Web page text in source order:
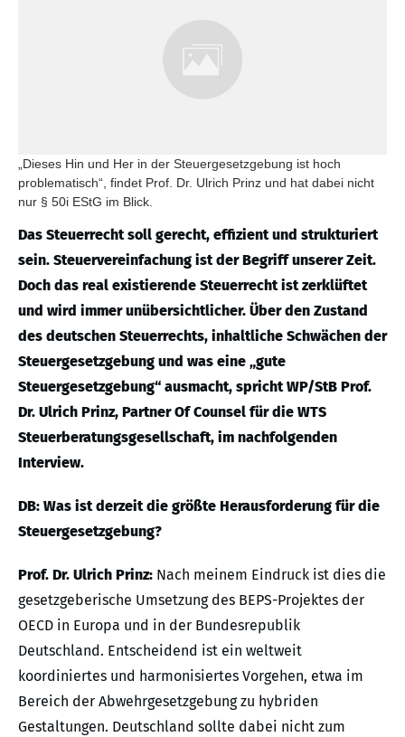
„Dieses Hin und Her in der Steuergesetzgebung ist hoch
problematisch“, findet Prof. Dr. Ulrich Prinz und hat dabei nicht
nur § 50i EStG im Blick.
Das Steuerrecht soll gerecht, effizient und strukturiert
sein. Steuervereinfachung ist der Begriff unserer Zeit.
Doch das real existierende Steuerrecht ist zerklüftet
und wird immer unübersichtlicher. Über den Zustand
des deutschen Steuerrechts, inhaltliche Schwächen der
Steuergesetzgebung und was eine „gute
Steuergesetzgebung“ ausmacht, spricht WP/StB Prof.
Dr. Ulrich Prinz, Partner Of Counsel für die WTS
Steuerberatungsgesellschaft, im nachfolgenden
Interview.
DB: Was ist derzeit die größte Herausforderung für die
Steuergesetzgebung?
Prof. Dr. Ulrich Prinz: Nach meinem Eindruck ist dies die
gesetzgeberische Umsetzung des BEPS-Projektes der
OECD in Europa und in der Bundesrepublik
Deutschland. Entscheidend ist ein weltweit
koordiniertes und harmonisiertes Vorgehen, etwa im
Bereich der Abwehrgesetzgebung zu hybriden
Gestaltungen. Deutschland sollte dabei nicht zum